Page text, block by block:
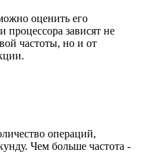
оценить его
процессора зависят не
частоты, но и от
операций,
Чем больше частота -